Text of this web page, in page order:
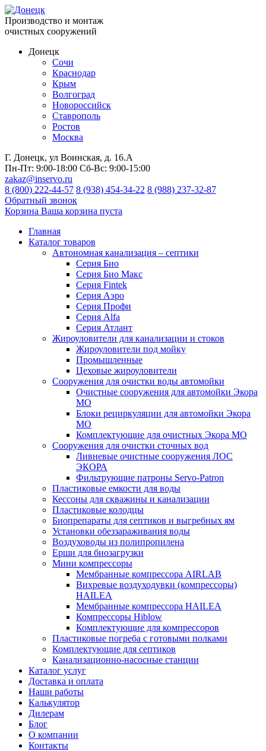
Производство и монтаж
очистных сооружений
Донецк
Сочи
Краснодар
Крым
Волгоград
Новороссийск
Ставрополь
Ростов
Москва
Г. Донецк, ул Воинская, д. 16.А
Пн-Пт: 9:00-18:00 Сб-Вс: 9:00-15:00
zakaz@inservo.ru
8 (800) 222-44-57 8 (938) 454-34-22 8 (988) 237-32-87
Обратный звонок
Корзина Ваша корзина пуста
Главная
Каталог товаров
Автономная канализация – септики
Серия Био
Серия Био Макс
Серия Fintek
Серия Аэро
Серия Профи
Серия Alfa
Серия Атлант
Жироуловители для канализации и стоков
Жироуловители под мойку
Промышленные
Цеховые жироуловители
Сооружения для очистки воды автомойки
Очистные сооружения для автомойки Экора
МО
Блоки рециркуляции для автомойки Экора
МО
Комплектующие для очистных Экора МО
Сооружения для очистки сточных вод
Ливневые очистные сооружения ЛОС
ЭКОРА
Фильтрующие патроны Servo-Patron
Пластиковые емкости для воды
Кессоны для скважины и канализации
Пластиковые колодцы
Биопрепараты для септиков и выгребных ям
Установки обеззараживания воды
Воздуховоды из полипропилена
Ерши для биозагрузки
Мини компрессоры
Мембранные компрессора AIRLAB
Вихревые воздуходувки (компрессоры)
HAILEA
Мембранные компрессора HAILEA
Компрессоры Hiblow
Комплектующие для компрессоров
Пластиковые погреба с готовыми полками
Комплектующие для септиков
Канализационно-насосные станции
Каталог услуг
Доставка и оплата
Наши работы
Калькулятор
Дилерам
Блог
О компании
Контакты